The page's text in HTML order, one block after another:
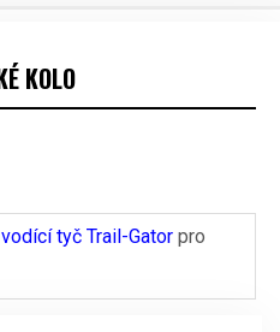
KOLO
vodící tyč Trail-Gatorpro